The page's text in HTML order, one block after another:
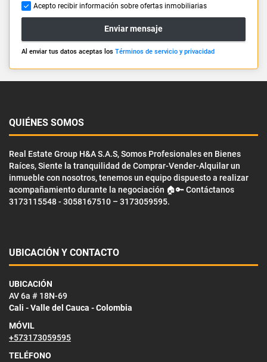
Acepto recibir información sobre ofertas inmobiliarias
Enviar mensaje
Al enviar tus datos aceptas los Términos de servicio y privacidad
QUIÉNES SOMOS
Real Estate Group H&A S.A.S, Somos Profesionales en Bienes
Raíces, Siente la tranquilidad de Comprar-Vender-Alquilar un
inmueble con nosotros, tenemos un equipo dispuesto a realizar
acompañamiento durante la negociación 🏠🔑 Contáctanos
3173115548 - 3058167510 – 3173059595.
UBICACIÓN Y CONTACTO
UBICACIÓN
AV 6a # 18N-69
Cali - Valle del Cauca - Colombia
MÓVIL
+573173059595
TELÉFONO